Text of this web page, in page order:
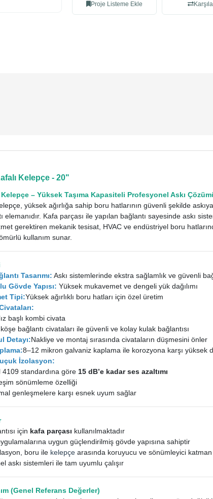
Proje Listeme Ekle
Kelepçe - 20"
Kelepçe – Yüksek Taşıma Kapasiteli Profesyonel Askı
yüksek ağırlığa sahip boru hatlarının güvenli şekilde
elemanıdır. Kafa parçası ile yapılan bağlantı sayesinde askı
gerektiren mekanik tesisat, HVAC ve endüstriyel boru
kullanım sunar.
Tasarımı: Askı sistemlerinde ekstra sağlamlık ve güvenli
Gövde Yapısı: Yüksek mukavemet ve dengeli yük dağılımı
Tipi:Yüksek ağırlıklı boru hatları için özel üretim
başlı kombi civata
köşe bağlantı civataları ile güvenli ve kolay kulak bağlantısı
Detayı:Nakliye ve montaj sırasında civataların düşmesini önler
8–12 mikron galvaniz kaplama ile korozyona karşı yüksek
İzolasyon:
4109 standardına göre 15 dB’e kadar ses azaltımı
sönümleme özelliği
genleşmelere karşı esnek uyum sağlar
için kafa parçası kullanılmaktadır
uygun güçlendirilmiş gövde yapısına sahiptir
boru ile kelepçe arasında koruyucu ve sönümleyici
askı sistemleri ile tam uyumlu çalışır
(Genel Referans Değerler)